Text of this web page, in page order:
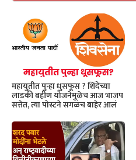
महायुतीत पुन्हा धुसफूस ? शिंदेंच्या
लाडकी बहीण योजनेमुळेच आज भाजप
सत्तेत, त्या पोस्टने सगळंच बाहेर आलं